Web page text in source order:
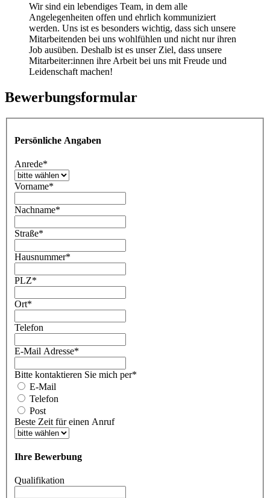
Wir sind ein lebendiges Team, in dem alle
Angelegenheiten offen und ehrlich kommuniziert
werden. Uns ist es besonders wichtig, dass sich unsere
Mitarbeitenden bei uns wohlfühlen und nicht nur ihren
Job ausüben. Deshalb ist es unser Ziel, dass unsere
Mitarbeiter:innen ihre Arbeit bei uns mit Freude und
Leidenschaft machen!
Bewerbungsformular
Persönliche Angaben
Anrede*
Vorname*
Nachname*
Straße*
Hausnummer*
PLZ*
Ort*
Telefon
E-Mail Adresse*
Bitte kontaktieren Sie mich per*
E-Mail
Telefon
Post
Beste Zeit für einen Anruf
Ihre Bewerbung
Qualifikation